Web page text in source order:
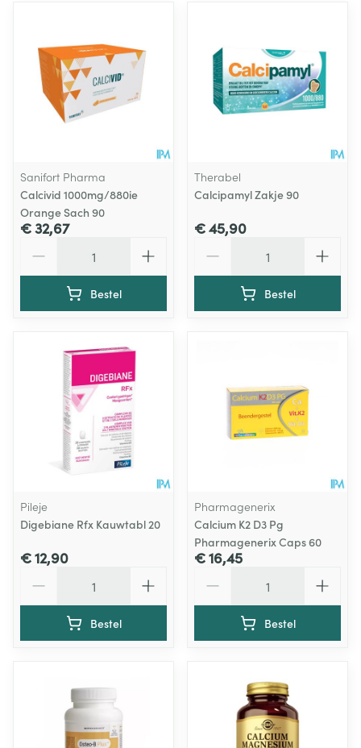
Sanifort Pharma
Calcivid 1000mg/880ie
Orange Sach 90
€ 32,67
Bestel
Therabel
Calcipamyl Zakje 90
€ 45,90
Bestel
Pileje
Digebiane Rfx Kauwtabl 20
€ 12,90
Bestel
Pharmagenerix
Calcium K2 D3 Pg
Pharmagenerix Caps 60
€ 16,45
Bestel